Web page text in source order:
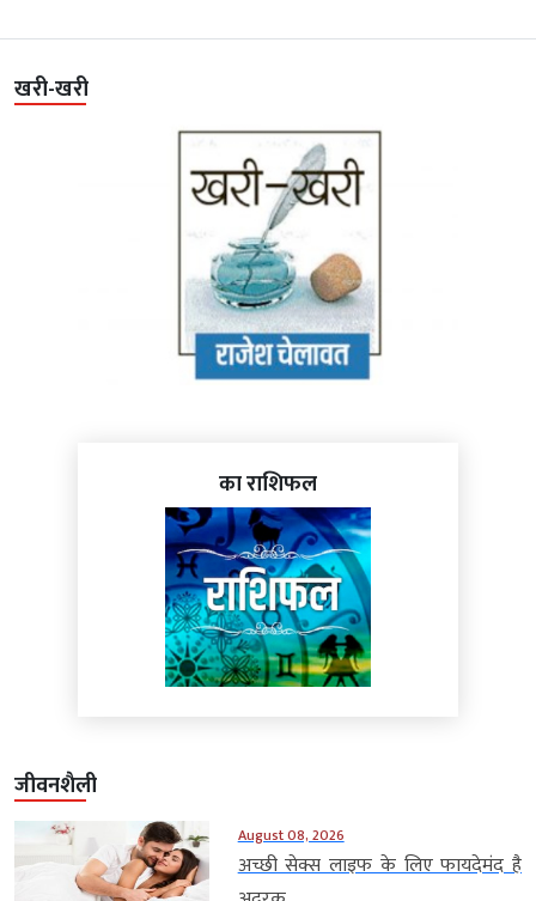
खरी-खरी
का राशिफल
जीवनशैली
August 08, 2026
अच्छी सेक्स लाइफ के लिए फायदेमंद है